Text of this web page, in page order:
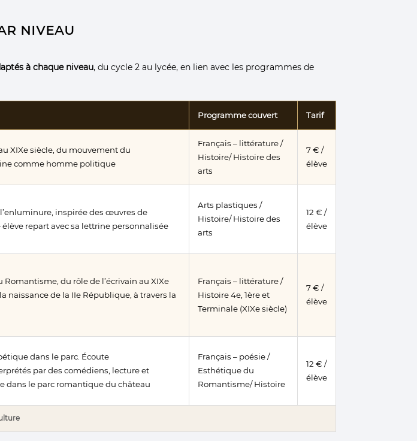
niveau
à chaque niveau, du cycle 2 au lycée, en lien avec les programmes de
Programme couvert Tarif
XIXe siècle, du mouvement du
comme homme politique
Français – littérature /
Histoire/ Histoire des
arts
7 € /
élève
inspirée des œuvres de
repart avec sa lettrine personnalisée
Arts plastiques /
Histoire/ Histoire des
arts
12 € /
élève
du rôle de l’écrivain au XIXe
naissance de la IIe République, à travers la
Français – littérature /
Histoire 4e, 1ère et
Terminale (XIXe siècle)
7 € /
élève
dans le parc. Écoute
par des comédiens, lecture et
dans le parc romantique du château
Français – poésie /
Esthétique du
Romantisme/ Histoire
12 € /
élève